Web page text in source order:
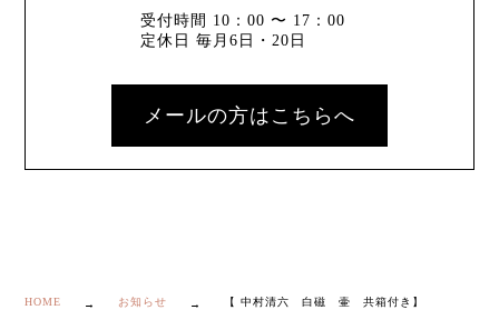
受付時間 10：00 〜 17：00
定休日 毎月6日・20日
メールの方はこちらへ
HOME お知らせ 【 中村清六 白磁 壷 共箱付き】